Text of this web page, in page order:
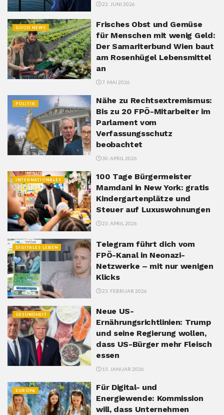
22. JUNI 2026
GOOD NEWS
Frisches Obst und Gemüse
für Menschen mit wenig Geld:
Der Samariterbund Wien baut
am Rosenhügel Lebensmittel
an
7. MAI 2026
POLITIK
Nähe zu Rechtsextremismus:
Bis zu 20 FPÖ-Mitarbeiter im
Parlament vom
Verfassungsschutz
beobachtet
30. APRIL 2026
INTERNATIONALES
100 Tage Bürgermeister
Mamdani in New York: gratis
Kindergartenplätze und
Steuer auf Luxuswohnungen
23. APRIL 2026
DIGITALES LEBEN
Telegram führt dich vom
FPÖ-Kanal in Neonazi-
Netzwerke – mit nur wenigen
Klicks
23. FEBRUAR 2026
GESUNDHEIT
Neue US-
Ernährungsrichtlinien: Trump
und seine Regierung wollen,
dass US-Bürger mehr Fleisch
essen
15. JANUAR 2026
EUROPA
Für Digital- und
Energiewende: Kommission
will, dass Unternehmen